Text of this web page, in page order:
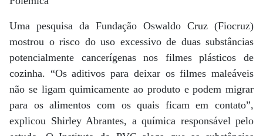
Uma pesquisa da Fundação Oswaldo Cruz (Fiocruz)
mostrou o risco do uso excessivo de duas substâncias
potencialmente cancerígenas nos filmes plásticos de
cozinha. “Os aditivos para deixar os filmes maleáveis
não se ligam quimicamente ao produto e podem migrar
para os alimentos com os quais ficam em contato”,
explicou Shirley Abrantes, a química responsável pelo